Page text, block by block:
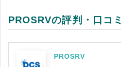
PROSRVの評判・口コミ
PROSRV